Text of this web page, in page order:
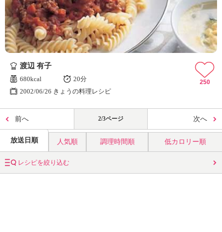
渡辺 有子
680kcal
20分
2002/06/26 きょうの料理レシピ
250
前へ 2/3ページ 次へ
放送日順 人気順 調理時間順 低カロリー順
レシピを絞り込む